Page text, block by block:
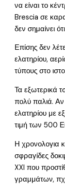
να είναι το
Brescia σε
δεν σημαίνει
Επίσης δεν
ελατηρίου,
τύπους στο
Τα εξωτερικά
πολύ παλιά.
ελατηρίου με
τιμή των 500
Η χρονολογια
σφραγίδες
XXI που
γραμμάτων, πχ